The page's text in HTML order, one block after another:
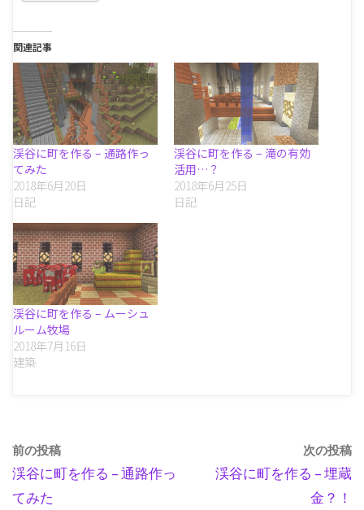
関連記事
渓谷に町を作る – 通路作っ
てみた
2018年6月20日
日記
渓谷に町を作る – 滝の有効
活用…？
2018年6月25日
日記
渓谷に町を作る – ムーシュ
ルーム牧場
2018年7月16日
建築
前の投稿
渓谷に町を作る – 通路作っ
てみた
次の投稿
渓谷に町を作る – 埋蔵
金？！